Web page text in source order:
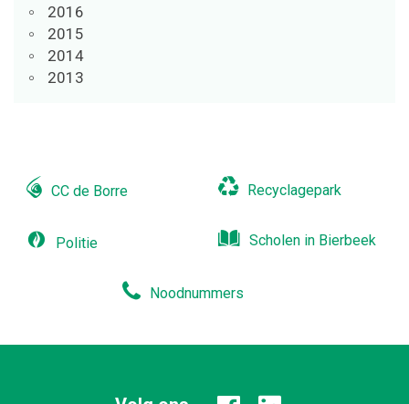
2016
2015
2014
2013
CC de Borre Recyclagepark
Politie Scholen in Bierbeek
Noodnummers